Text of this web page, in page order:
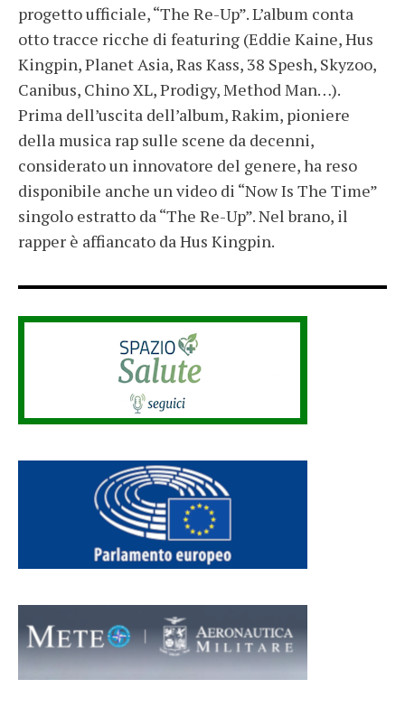
progetto ufficiale, “The Re-Up”. L’album conta
otto tracce ricche di featuring (Eddie Kaine, Hus
Kingpin, Planet Asia, Ras Kass, 38 Spesh, Skyzoo,
Canibus, Chino XL, Prodigy, Method Man…).
Prima dell’uscita dell’album, Rakim, pioniere
della musica rap sulle scene da decenni,
considerato un innovatore del genere, ha reso
disponibile anche un video di “Now Is The Time”
singolo estratto da “The Re-Up”. Nel brano, il
rapper è affiancato da Hus Kingpin.